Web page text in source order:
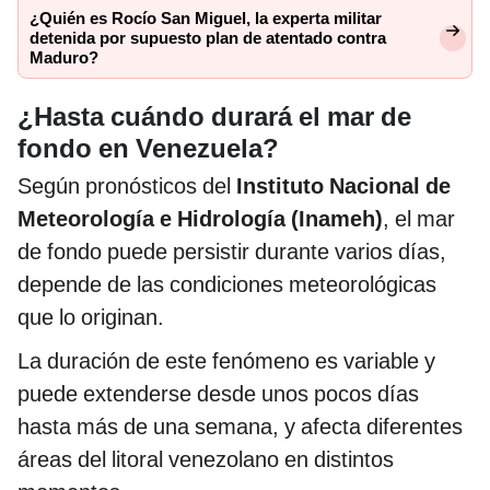
¿Quién es Rocío San Miguel, la experta militar
detenida por supuesto plan de atentado contra
Maduro?
¿Hasta cuándo durará el mar de
fondo en Venezuela?
Según pronósticos del Instituto Nacional de
Meteorología e Hidrología (Inameh), el mar
de fondo puede persistir durante varios días,
depende de las condiciones meteorológicas
que lo originan.
La duración de este fenómeno es variable y
puede extenderse desde unos pocos días
hasta más de una semana, y afecta diferentes
áreas del litoral venezolano en distintos